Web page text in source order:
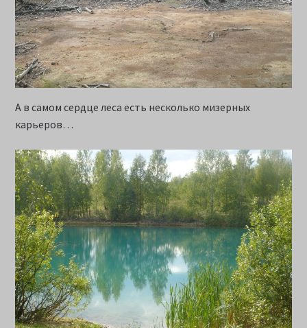
А в самом сердце леса есть несколько мизерных
карьеров…